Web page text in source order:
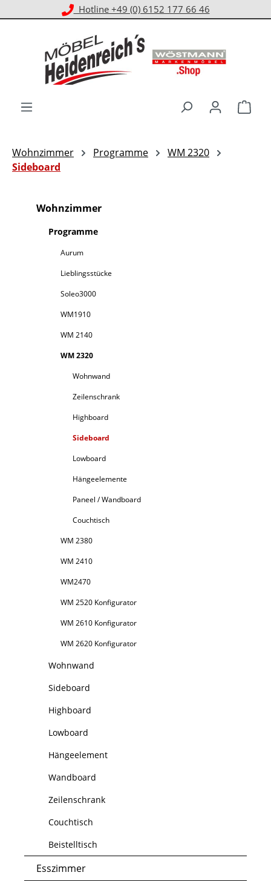
Zum Hauptinhalt springenHotline +49 (0) 6152 177 66 46
Wohnzimmer Programme
WM 2320
Sideboard
Wohnzimmer
Programme
Aurum
Lieblingsstücke
Soleo3000
WM1910
WM 2140
WM 2320
Wohnwand
Zeilenschrank
Highboard
Sideboard
Lowboard
Hängeelemente
Paneel / Wandboard
Couchtisch
WM 2380
WM 2410
WM2470
WM 2520 Konfigurator
WM 2610 Konfigurator
WM 2620 Konfigurator
Wohnwand
Sideboard
Highboard
Lowboard
Hängeelement
Wandboard
Zeilenschrank
Couchtisch
Beistelltisch
Esszimmer